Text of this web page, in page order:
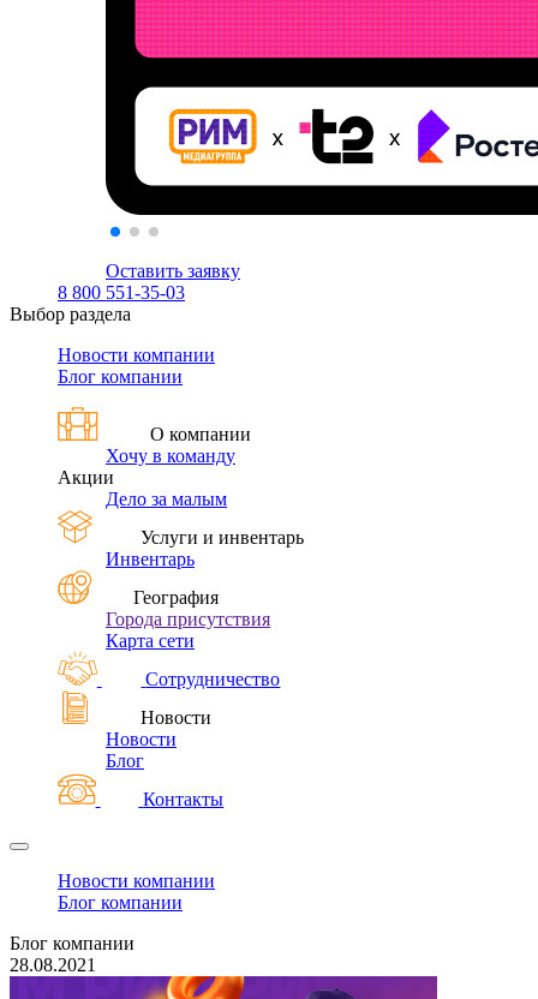
Оставить заявку
8 800 551-35-03
Выбор раздела
Новости компании
Блог компании
О компании
Хочу в команду
Акции
Дело за малым
Услуги и инвентарь
Инвентарь
География
Города присутствия
Карта сети
Сотрудничество
Новости
Новости
Блог
Контакты
Новости компании
Блог компании
Блог компании
28.08.2021